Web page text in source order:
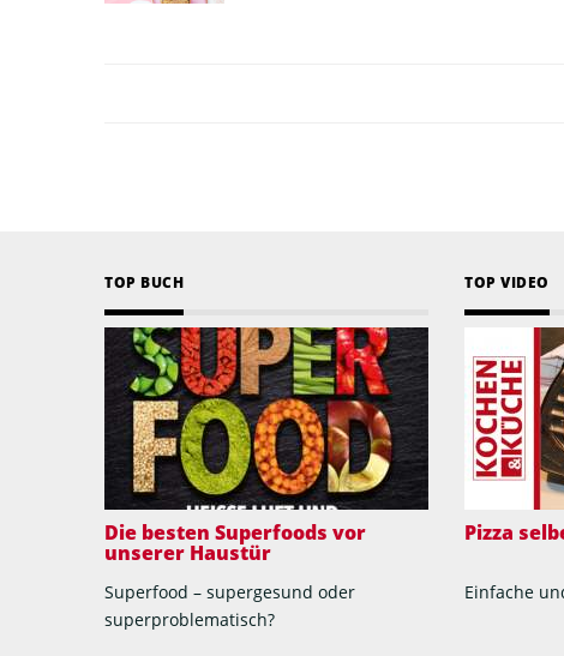
TOP BUCH
Die besten Superfoods vor
unserer Haustür
Superfood – supergesund oder
superproblematisch?
TOP VIDEO
Pizza
Einfache